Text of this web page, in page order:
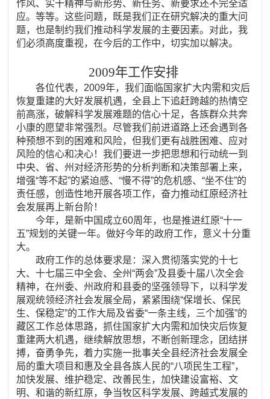
作风、实干精神与新形势、新任务、新要求还不完全适
应。等等。这些问题，既是我们正在研究解决的重大问
题，也是制约我们推动科学发展的主要因素。对此，我
们必须高度重视，在今后的工作中，切实加以解决。
2009年工作安排
各位代表，2009年，我们面临国家扩大内需和灾后
恢复重建的大好发展机遇，全县上下追赶跨越的热情空
前高涨，破解科学发展难题的信心十足，各族群众共奔
小康的愿望非常强烈。尽管我们前进道路上还会遇到各
种预想不到的困难和风险，但我们更有战胜困难、应对
风险的信心和决心！我们要进一步把思想和行动统一到
中央、省、州对经济形势的分析判断和决策部署上来，
增强“等不起”的紧迫感、“慢不得”的危机感、“坐不住”的
责任感，创造性地开展各项工作，奋力推动红原经济社
会发展再上新台阶！
今年，是新中国成立60周年，也是推进红原“十一
五”规划的关键一年。做好今年的政府工作，意义十分重
大。
政府工作的总体要求是：深入贯彻落实党的十七
大、十七届三中全会、全州“两会”及县委十届八次全会
精神，在州委、州政府和县委的坚强领导下，以科学发
展观统领经济社会发展全局，紧紧围绕“保增长、保民
生、保稳定”的工作大局及省委“一条主线，三个加强”的
藏区工作总体思路，抓住国家扩大内需和加快灾后恢复
重建两大机遇，继续解放思想，不断创新理念，团结拼
搏，奋勇争先，着力实施一批事关全县经济社会发展全
局的重大项目和惠及全县各族人民的“八项民生工程”，
加快发展、维护稳定、改善民生，加快建设富裕、文
明、和谐的新红原，争当牧区科学发展、跨越式发展的